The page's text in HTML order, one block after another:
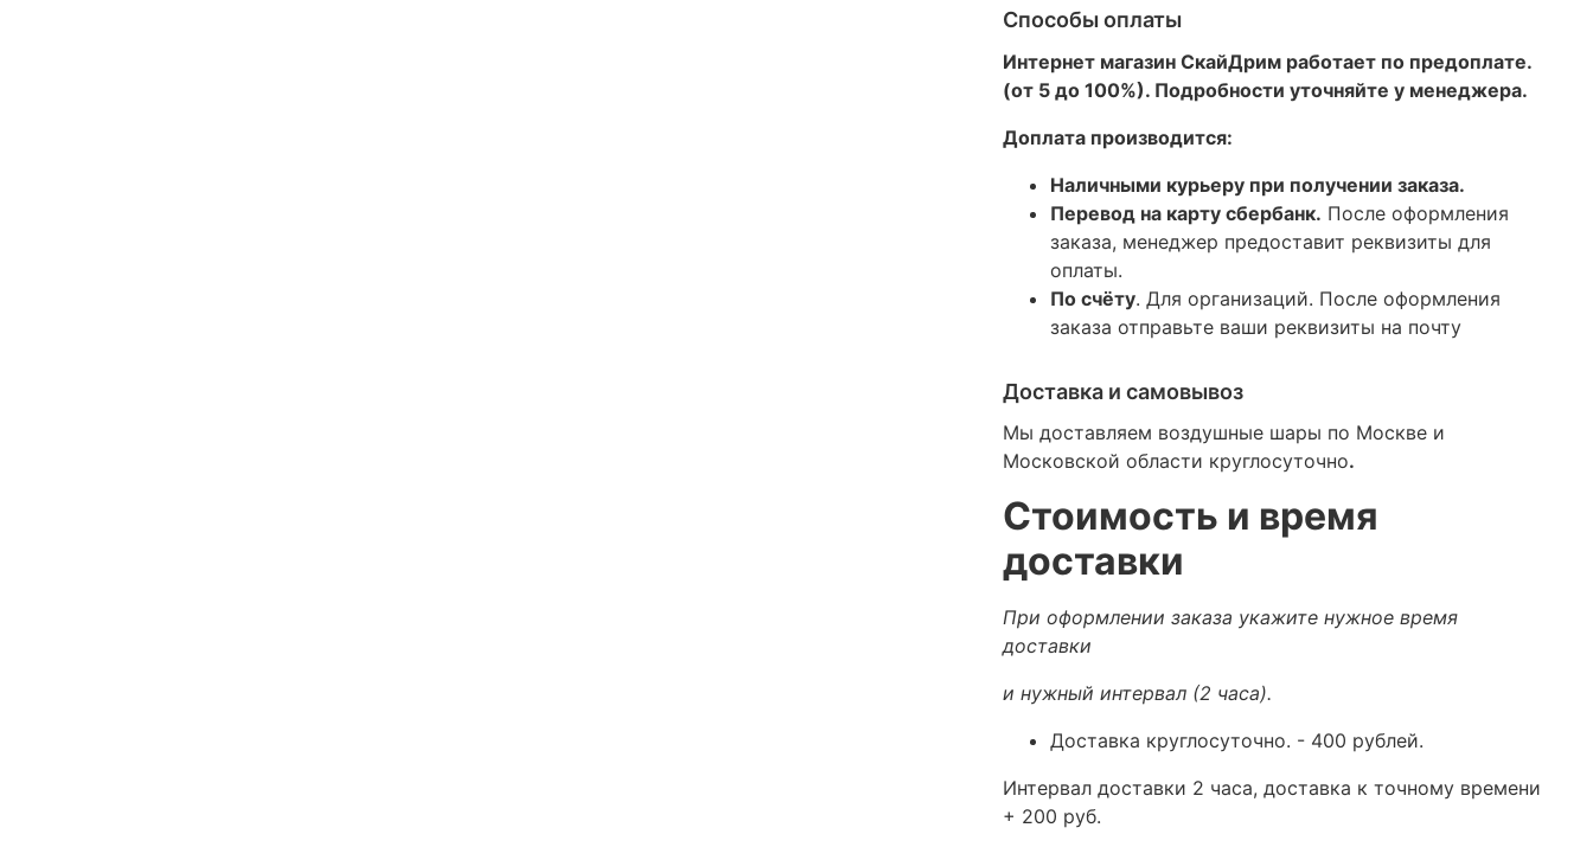
Способы оплаты
Интернет магазин СкайДрим работает по предоплате.
(от 5 до 100%). Подробности уточняйте у менеджера.
Доплата производится:
Наличными курьеру при получении заказа.
Перевод на карту сбербанк. После оформления
заказа, менеджер предоставит реквизиты для
оплаты.
По счёту. Для организаций. После оформления
заказа отправьте ваши реквизиты на почту
Доставка и самовывоз
Мы доставляем воздушные шары по Москве и
Московской области круглосуточно.
Стоимость и время
доставки
При оформлении заказа укажите нужное время
доставки
и нужный интервал (2 часа).
Доставка круглосуточно. - 400 рублей.
Интервал доставки 2 часа, доставка к точному времени
+ 200 руб.